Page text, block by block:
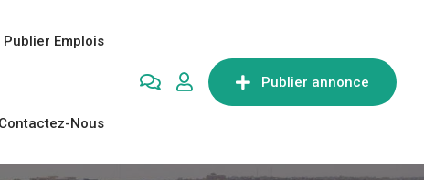
Publier annonce
Publier Emplois
Contactez-Nous